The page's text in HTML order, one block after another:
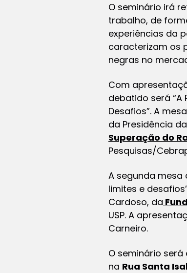
O seminário irá
trabalho, de
experiências da
caracterizam os
negras no
Com
debatido será “A
Desafios”. A
da Presidência
Superação do
Pesquisas/
A segunda mesa
limites e
Cardoso, da
USP. A
Carneiro.
O seminário
na Rua Santa